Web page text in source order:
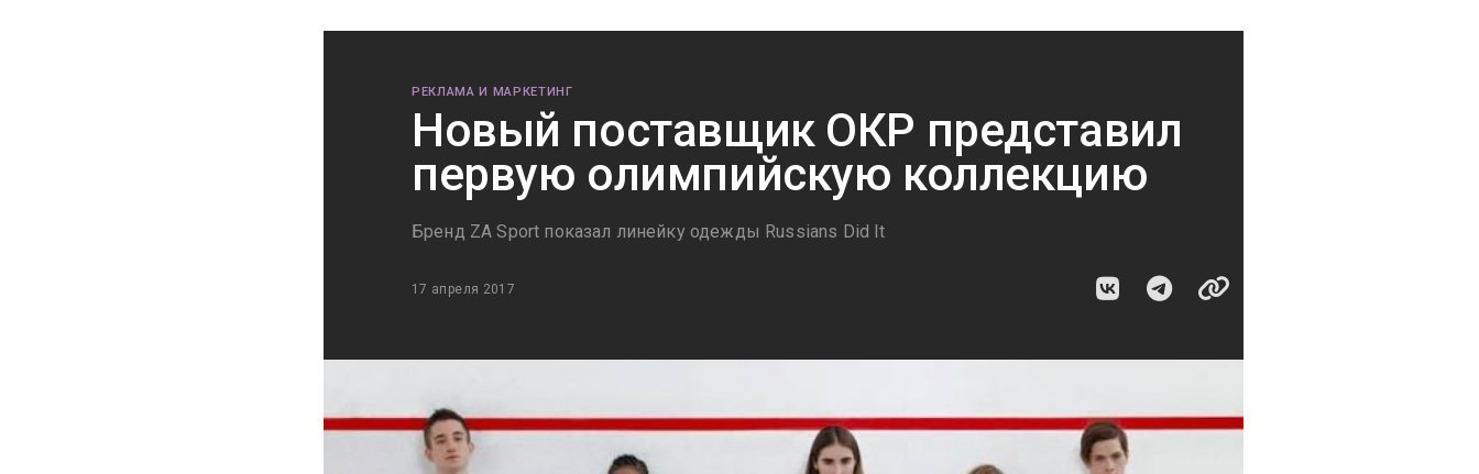
РЕКЛАМА И МАРКЕТИНГ
Новый поставщик ОКР представил
первую олимпийскую коллекцию
Бренд ZA Sport показал линейку одежды Russians Did It
17 апреля 2017